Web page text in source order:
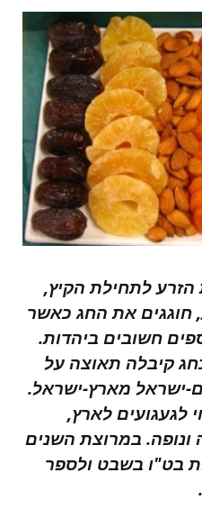
לתחילת הקיץ,
חוגגים את החג כאשר
חשובים ביהדות.
קיבלה תאוצה על
ישראל מארץ-ישראל.
לגעגועים לארץ,
ונופה. במרוצת השנים
בט"ו בשבט ולספר